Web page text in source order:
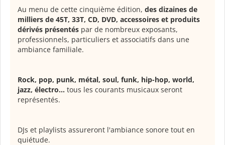
Au menu de cette cinquième édition, des dizaines de
milliers de 45T, 33T, CD, DVD, accessoires et produits
dérivés présentés par de nombreux exposants,
professionnels, particuliers et associatifs dans une
ambiance familiale.
Rock, pop, punk, métal, soul, funk, hip-hop, world,
jazz, électro… tous les courants musicaux seront
représentés.
DJs et playlists assureront l'ambiance sonore tout en
quiétude.